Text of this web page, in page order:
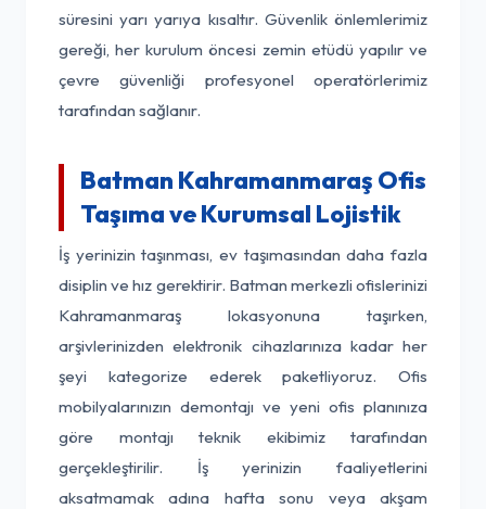
süresini yarı yarıya kısaltır. Güvenlik önlemlerimiz
gereği, her kurulum öncesi zemin etüdü yapılır ve
çevre güvenliği profesyonel operatörlerimiz
tarafından sağlanır.
Batman Kahramanmaraş Ofis
Taşıma ve Kurumsal Lojistik
İş yerinizin taşınması, ev taşımasından daha fazla
disiplin ve hız gerektirir. Batman merkezli ofislerinizi
Kahramanmaraş lokasyonuna taşırken,
arşivlerinizden elektronik cihazlarınıza kadar her
şeyi kategorize ederek paketliyoruz. Ofis
mobilyalarınızın demontajı ve yeni ofis planınıza
göre montajı teknik ekibimiz tarafından
gerçekleştirilir. İş yerinizin faaliyetlerini
aksatmamak adına hafta sonu veya akşam